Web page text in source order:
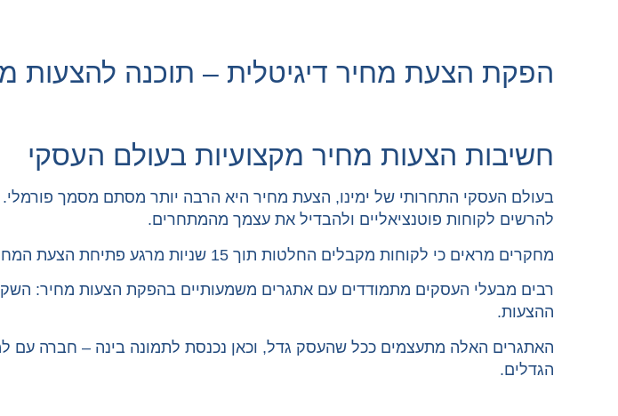
הפקת הצעת מחיר דיגיטלית – תוכנה להצעות
חשיבות הצעות מחיר מקצועיות בעולם העסקי
בעולם העסקי התחרותי של ימינו, הצעת מחיר היא הרבה יותר מסתם מסמך
להרשים לקוחות פוטנציאליים ולהבדיל את עצמך מהמתחרים.
מחקרים מראים כי לקוחות מקבלים החלטות תוך 15 שניות מרגע פתיחת הצעת המחיר, ולכן המקצועיות, הבהירות והמראה של ההצעה הם קריטיים.
רבים מבעלי העסקים מתמודדים עם אתגרים משמעותיים בהפקת הצעות מחיר:
ההצעות.
הגדלים.